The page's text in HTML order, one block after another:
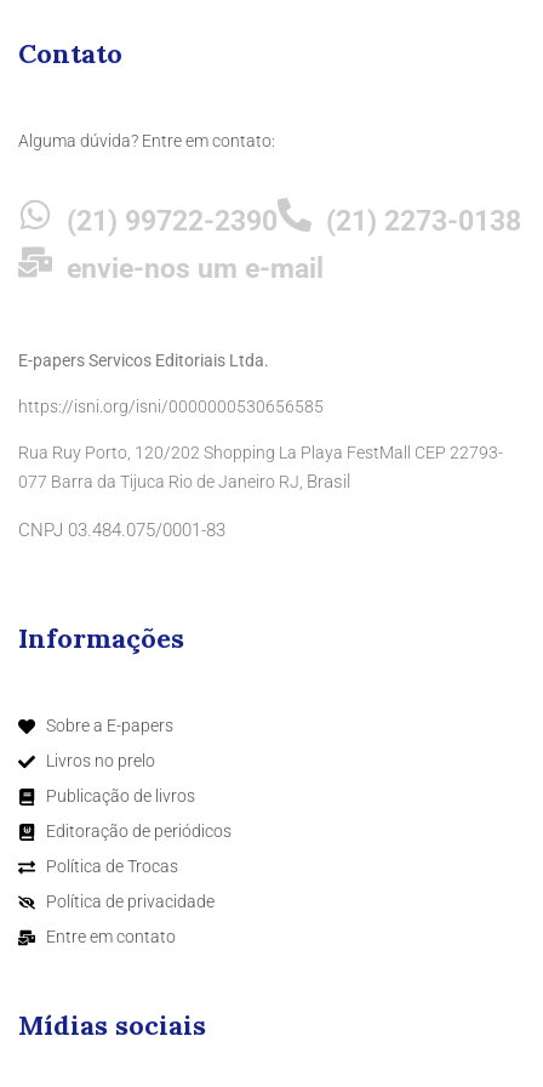
Contato
Alguma dúvida? Entre em contato:
(21) 99722-2390
(21) 2273-0138
envie-nos um e-mail
E-papers Servicos Editoriais Ltda.
https://isni.org/isni/0000000530656585
Rua Ruy Porto, 120/202 Shopping La Playa FestMall CEP 22793-
077 Barra da Tijuca Rio de Janeiro RJ, Brasil
CNPJ 03.484.075/0001-83
Informações
Sobre a E-papers
Livros no prelo
Publicação de livros
Editoração de periódicos
Política de Trocas
Política de privacidade
Entre em contato
Mídias sociais